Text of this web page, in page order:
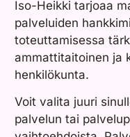
Iso-Heikki tarjoaa
palveluiden
toteuttamisessa
ammattitaitoinen ja
henkilökunta.
Voit valita juuri
palvelun tai